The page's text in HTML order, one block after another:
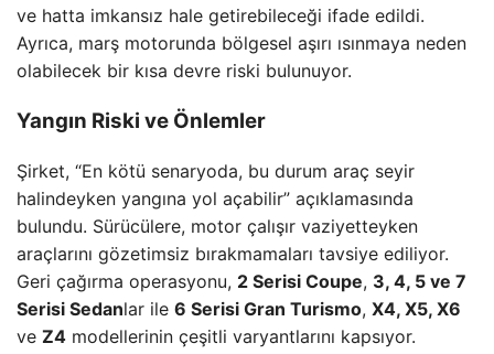
ve hatta imkansız hale getirebileceği ifade edildi.
Ayrıca, marş motorunda bölgesel aşırı ısınmaya neden
olabilecek bir kısa devre riski bulunuyor.
Yangın Riski ve Önlemler
Şirket, “En kötü senaryoda, bu durum araç seyir
halindeyken yangına yol açabilir” açıklamasında
bulundu. Sürücülere, motor çalışır vaziyetteyken
araçlarını gözetimsiz bırakmamaları tavsiye ediliyor.
Geri çağırma operasyonu, 2 Serisi Coupe, 3, 4, 5 ve 7
Serisi Sedanlar ile 6 Serisi Gran Turismo, X4, X5, X6
ve Z4 modellerinin çeşitli varyantlarını kapsıyor.